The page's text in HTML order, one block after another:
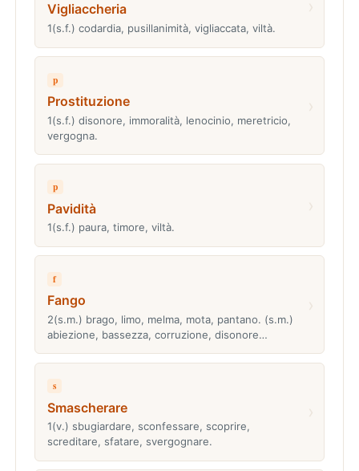
Vigliaccheria
1(s.f.) codardia, pusillanimità, vigliaccata, viltà.
p
Prostituzione
1(s.f.) disonore, immoralità, lenocinio, meretricio,
vergogna.
p
Pavidità
1(s.f.) paura, timore, viltà.
f
Fango
2(s.m.) brago, limo, melma, mota, pantano. (s.m.)
abiezione, bassezza, corruzione, disonore…
s
Smascherare
1(v.) sbugiardare, sconfessare, scoprire,
screditare, sfatare, svergognare.